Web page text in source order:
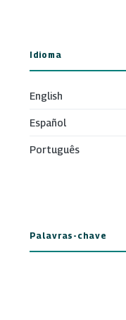
Idioma
English
Español
Português
Palavras-chave